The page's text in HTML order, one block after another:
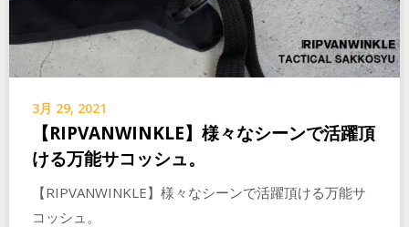
3月 29, 2021
【RIPVANWINKLE】様々なシーンで活躍頂
ける万能サコッシュ。
【RIPVANWINKLE】様々なシーンで活躍頂ける万能サ
コッシュ。